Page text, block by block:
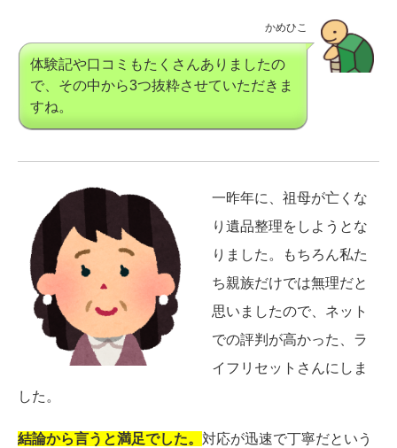
かめひこ
体験記や口コミもたくさんありましたの
で、その中から3つ抜粋させていただきま
すね。
一昨年に、祖母が亡くな
り遺品整理をしようとな
りました。もちろん私た
ち親族だけでは無理だと
思いましたので、ネット
での評判が高かった、ラ
イフリセットさんにしま
した。
結論から言うと満足でした。 対応が迅速で丁寧だという